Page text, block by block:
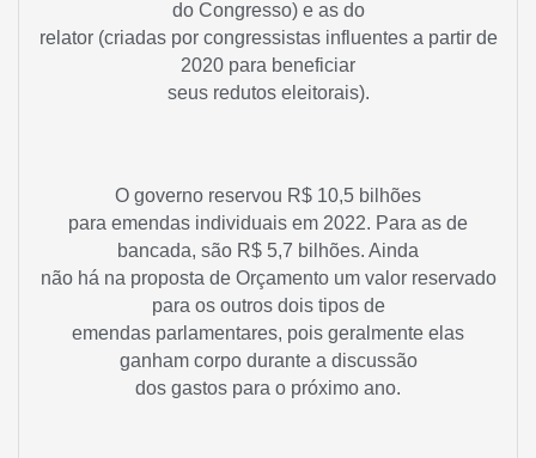
do Congresso) e as do
relator (criadas por congressistas influentes a partir de
2020 para beneficiar
seus redutos eleitorais).
O governo reservou R$ 10,5 bilhões
para emendas individuais em 2022. Para as de
bancada, são R$ 5,7 bilhões. Ainda
não há na proposta de Orçamento um valor reservado
para os outros dois tipos de
emendas parlamentares, pois geralmente elas
ganham corpo durante a discussão
dos gastos para o próximo ano.